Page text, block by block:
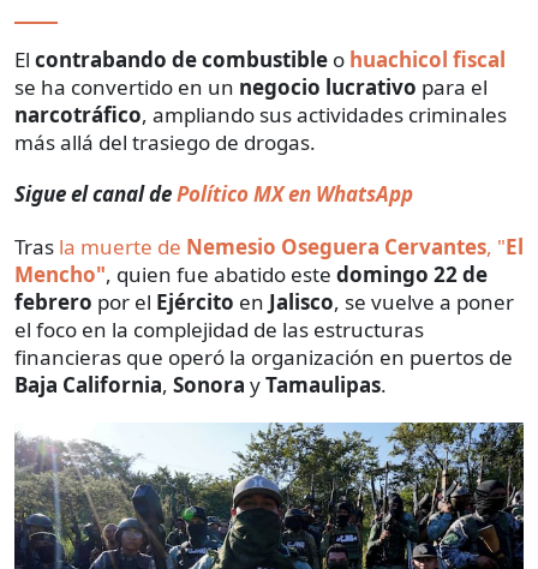
El contrabando decombustible o huachicol fiscal
se ha convertido en un negocio lucrativo para el
narcotráfico, ampliando sus actividades criminales
más allá del trasiego de drogas.
Sigue el canal dePolítico MX en WhatsApp
Tras la muerte de Nemesio Oseguera Cervantes, "El
Mencho", quien fue abatido este domingo 22 de
febrero por el Ejército en Jalisco, se vuelve a poner
el foco en la complejidad de las estructuras
financieras que operó la organización en puertos de
Baja California, Sonora yTamaulipas.